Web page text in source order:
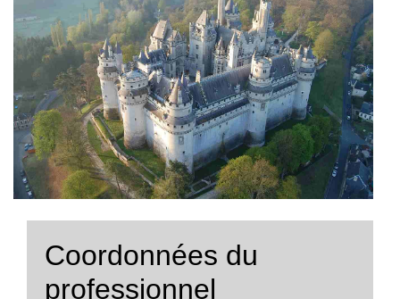
Coordonnées du
professionnel